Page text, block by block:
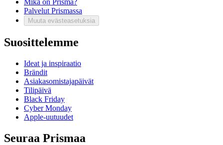
Palvelut Prismassa
Muuta evästeasetuksia
Suosittelemme
Ideat ja inspiraatio
Brändit
Asiakasomistajapäivät
Tilipäivä
Black Friday
Cyber Monday
Apple-uutuudet
Seuraa Prismaa